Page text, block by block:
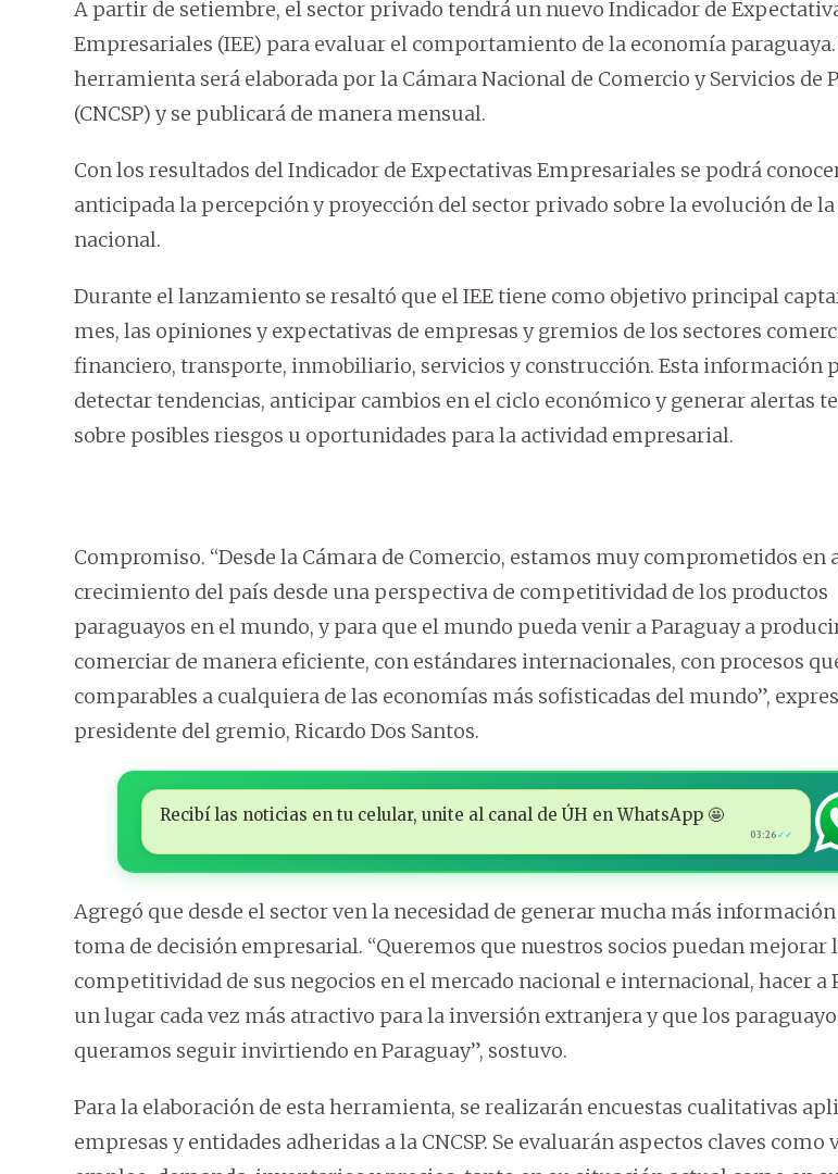
A partir de setiembre, el sector privado tendrá un nuevo Indicador de
Empresariales (IEE) para evaluar el comportamiento de la economía paraguaya.
herramienta será elaborada por la Cámara Nacional de Comercio y Servicios de
(CNCSP) y se publicará de manera mensual.
Con los resultados del Indicador de Expectativas Empresariales se podrá
anticipada la percepción y proyección del sector privado sobre la evolución de
nacional.
Durante el lanzamiento se resaltó que el IEE tiene como objetivo principal
mes, las opiniones y expectativas de empresas y gremios de los sectores
financiero, transporte, inmobiliario, servicios y construcción. Esta información
detectar tendencias, anticipar cambios en el ciclo económico y generar alertas
sobre posibles riesgos u oportunidades para la actividad empresarial.
Compromiso. “Desde la Cámara de Comercio, estamos muy comprometidos en
crecimiento del país desde una perspectiva de competitividad de los productos
paraguayos en el mundo, y para que el mundo pueda venir a Paraguay a
comerciar de manera eficiente, con estándares internacionales, con procesos
comparables a cualquiera de las economías más sofisticadas del mundo”,
presidente del gremio, Ricardo Dos Santos.
Recibí las noticias en tu celular, unite al canal de ÚH en WhatsApp 🤩
03:26 ✓✓
Agregó que desde el sector ven la necesidad de generar mucha más
toma de decisión empresarial. “Queremos que nuestros socios puedan mejorar
competitividad de sus negocios en el mercado nacional e internacional, hacer a
un lugar cada vez más atractivo para la inversión extranjera y que los
queramos seguir invirtiendo en Paraguay”, sostuvo.
Para la elaboración de esta herramienta, se realizarán encuestas cualitativas
empresas y entidades adheridas a la CNCSP. Se evaluarán aspectos claves como